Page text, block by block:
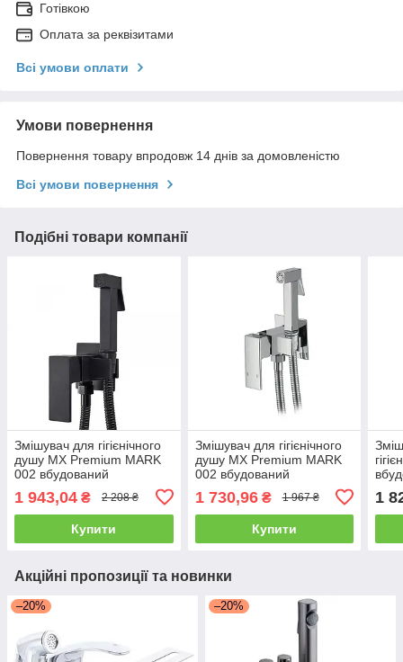
Готівкою
Оплата за реквізитами
Всі умови оплати
Умови повернення
Повернення товару впродовж 14 днів за домовленістю
Всі умови повернення
Подібні товари компанії
Змішувач для гігієнічного
душу MX Premium MARK
002 вбудований
1 943,04 ₴ 2 208 ₴
Купити
Змішувач для гігієнічного
душу MX Premium MARK
002 вбудований
1 730,96₴ 1 967 ₴
Купити
1
Акційні пропозиції та новинки
–20% –20%